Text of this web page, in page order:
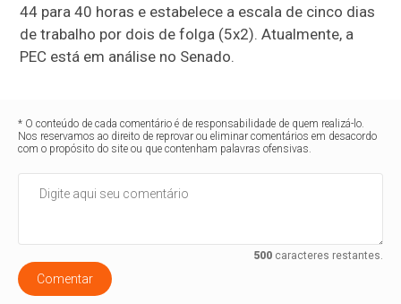
44 para 40 horas e estabelece a escala de cinco dias
de trabalho por dois de folga (5x2). Atualmente, a
PEC está em análise no Senado.
* O conteúdo de cada comentário é de responsabilidade de quem realizá-lo.
Nos reservamos ao direito de reprovar ou eliminar comentários em desacordo
com o propósito do site ou que contenham palavras ofensivas.
500caracteres restantes.
Comentar